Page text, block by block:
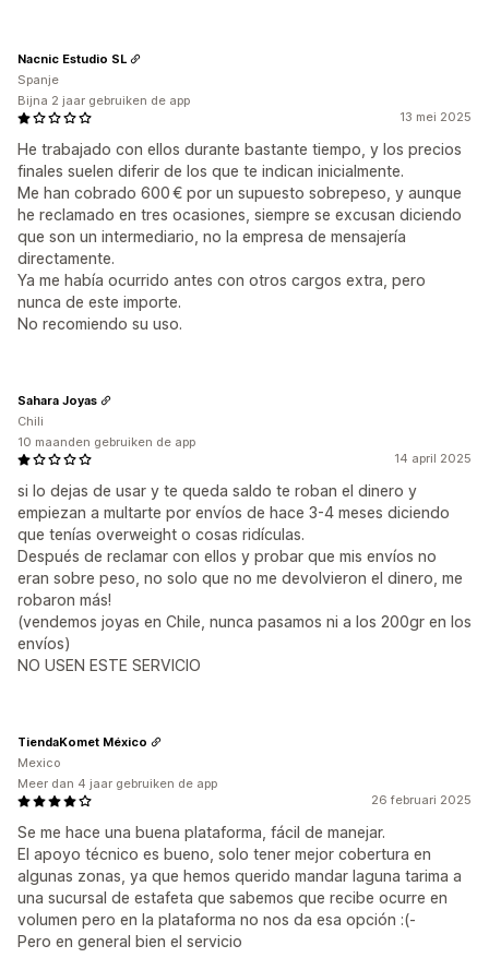
13 mei 2025
He trabajado con ellos durante bastante tiempo, y los precios
finales suelen diferir de los que te indican inicialmente.
Me han cobrado 600 € por un supuesto sobrepeso, y aunque
he reclamado en tres ocasiones, siempre se excusan diciendo
que son un intermediario, no la empresa de mensajería
directamente.
Ya me había ocurrido antes con otros cargos extra, pero
nunca de este importe.
No recomiendo su uso.
Nacnic Estudio SL
Spanje
Bijna 2 jaar gebruiken de app
14 april 2025
si lo dejas de usar y te queda saldo te roban el dinero y
empiezan a multarte por envíos de hace 3-4 meses diciendo
que tenías overweight o cosas ridículas.
Después de reclamar con ellos y probar que mis envíos no
eran sobre peso, no solo que no me devolvieron el dinero, me
robaron más!
(vendemos joyas en Chile, nunca pasamos ni a los 200gr en los
envíos)
NO USEN ESTE SERVICIO
Sahara Joyas
Chili
10 maanden gebruiken de app
26 februari 2025
Se me hace una buena plataforma, fácil de manejar.
El apoyo técnico es bueno, solo tener mejor cobertura en
algunas zonas, ya que hemos querido mandar laguna tarima a
una sucursal de estafeta que sabemos que recibe ocurre en
volumen pero en la plataforma no nos da esa opción :(-
Pero en general bien el servicio
TiendaKomet México
Mexico
Meer dan 4 jaar gebruiken de app